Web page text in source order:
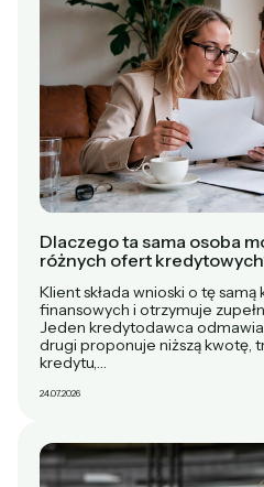
Dlaczego ta sama osoba
różnych ofert
Klient składa wnioski o tę
finansowych i otrzymuje
Jeden kredytodawca
drugi proponuje niższą kwotę,
kredytu,…
24.07.2026